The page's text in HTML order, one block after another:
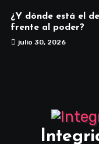
¿Y dónde está el
frente al poder?
julio 30, 2026